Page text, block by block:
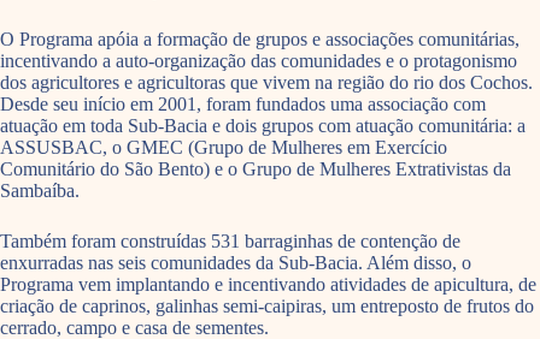
O Programa apóia a formação de grupos e associações comunitárias,
incentivando a auto-organização das comunidades e o protagonismo
dos agricultores e agricultoras que vivem na região do rio dos Cochos.
Desde seu início em 2001, foram fundados uma associação com
atuação em toda Sub-Bacia e dois grupos com atuação comunitária: a
ASSUSBAC, o GMEC (Grupo de Mulheres em Exercício
Comunitário do São Bento) e o Grupo de Mulheres Extrativistas da
Sambaíba.
Também foram construídas 531 barraginhas de contenção de
enxurradas nas seis comunidades da Sub-Bacia. Além disso, o
Programa vem implantando e incentivando atividades de apicultura, de
criação de caprinos, galinhas semi-caipiras, um entreposto de frutos do
cerrado, campo e casa de sementes.